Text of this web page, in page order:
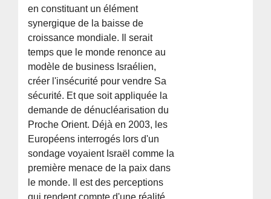
en constituant un élément
synergique de la baisse de
croissance mondiale. Il serait
temps que le monde renonce au
modèle de business Israélien,
créer l'insécurité pour vendre Sa
sécurité. Et que soit appliquée la
demande de dénucléarisation du
Proche Orient. Déjà en 2003, les
Européens interrogés lors d'un
sondage voyaient Israël comme la
première menace de la paix dans
le monde. Il est des perceptions
qui rendent compte d'une réalité